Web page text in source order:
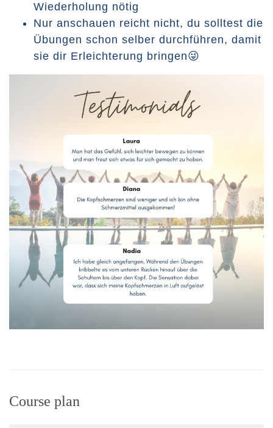
Wiederholung nötig
Nur anschauen reicht nicht, du solltest die
Übungen schon selber durchführen, damit
sie dir Erleichterung bringen😜
Course plan